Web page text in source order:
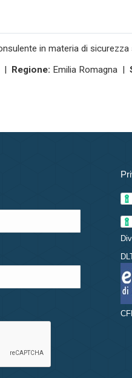
in materia di
| Regione: Emilia Romagna |